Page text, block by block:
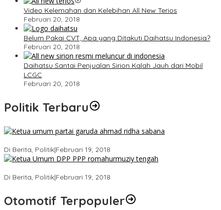
Video Kelemahan dan Kelebihan All New Terios
Februari 20, 2018
Belum Pakai CVT, Apa yang Ditakuti Daihatsu Indonesia?
Februari 20, 2018
Daihatsu Santai Penjualan Sirion Kalah Jauh dari Mobil
LCGC
Februari 20, 2018
Politik Terbaru
Di Berita, Politik|Februari 19, 2018
Di Berita, Politik|Februari 19, 2018
Otomotif Terpopuler